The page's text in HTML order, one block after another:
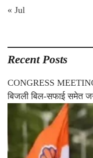
« Jul
Recent Posts
CONGRESS
बिजली बिल-सफाई समेत